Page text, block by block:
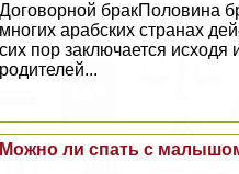
Договорной бpaкПоловина
многих арабских странах
сих пор заключается исходя
родителей...
Можно ли спать с